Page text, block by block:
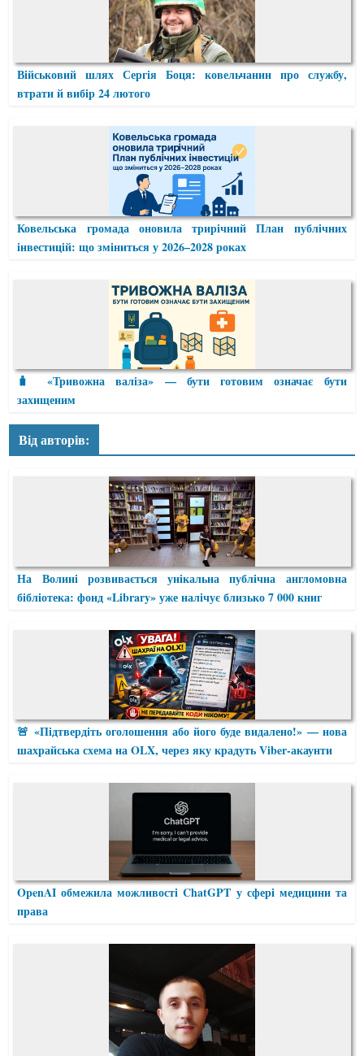
Військовий шлях Сергія Боця: ковельчанин про службу,
втрати й вибір 24 лютого
Ковельська громада оновила трирічний План публічних
інвестицій: що зміниться у 2026–2028 роках
🧳 «Тривожна валіза» — бути готовим означає бути
захищеним
Від авторів:
На Волині розвивається унікальна публічна англомовна
бібліотека: фонд «Library» уже налічує близько 7 000 книг
🚨 «Підтвердіть оголошення або його буде видалено!» — нова
шахрайська схема на OLX, через яку крадуть Viber-акаунти
OpenAI обмежила можливості ChatGPT у сфері медицини та
права